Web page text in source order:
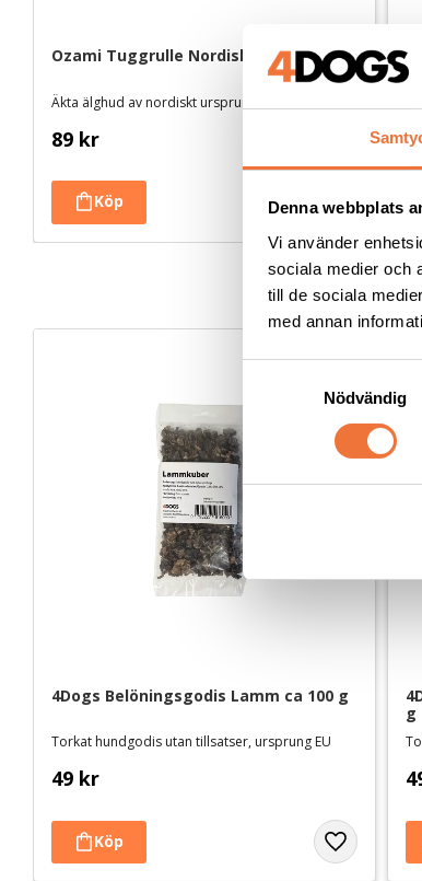
Denna webbplats
Vi använder
sociala medier och
till de sociala
med annan
t
c
k
e
s
Nödvändig
Ozami Tuggrulle Nordisk älg - 14 cm
Äkta älghud av nordiskt ursprung
89 kr
4Dogs Belöningsgodis Lamm ca 100 g
Torkat hundgodis utan tillsatser, ursprung EU
49 kr
g